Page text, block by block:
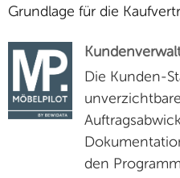
Grundlage für die
Die Kunden-
den